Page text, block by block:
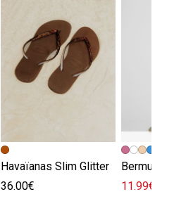
Havaïanas Slim Glitter
36.00€
Bermuda
11.99€